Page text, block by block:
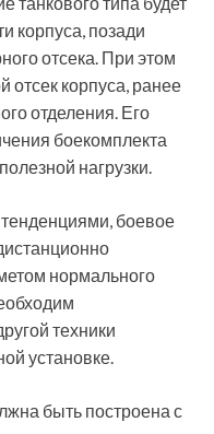
корпуса, позади
отсека. При этом
отсек корпуса, ранее
отделения. Его
боекомплекта
нагрузки.
боевое
нормального
техники
установке.
быть построена с